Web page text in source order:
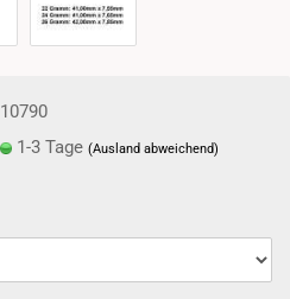
10790
1-3 Tage(Ausland abweichend)